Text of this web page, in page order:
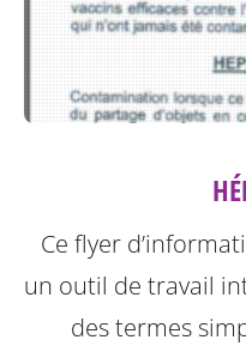
Ce flyer
un outil de travail
des termes